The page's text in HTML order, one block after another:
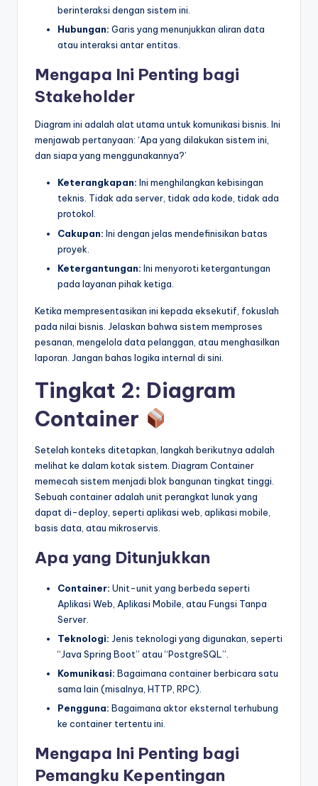
berinteraksi dengan sistem ini.
Hubungan: Garis yang menunjukkan aliran data
atau interaksi antar entitas.
Mengapa Ini Penting bagi
Stakeholder
Diagram ini adalah alat utama untuk komunikasi bisnis. Ini
menjawab pertanyaan: ‘Apa yang dilakukan sistem ini,
dan siapa yang menggunakannya?’
Keterangkapan: Ini menghilangkan kebisingan
teknis. Tidak ada server, tidak ada kode, tidak ada
protokol.
Cakupan: Ini dengan jelas mendefinisikan batas
proyek.
Ketergantungan: Ini menyoroti ketergantungan
pada layanan pihak ketiga.
Ketika mempresentasikan ini kepada eksekutif, fokuslah
pada nilai bisnis. Jelaskan bahwa sistem memproses
pesanan, mengelola data pelanggan, atau menghasilkan
laporan. Jangan bahas logika internal di sini.
Tingkat 2: Diagram
Container
Setelah konteks ditetapkan, langkah berikutnya adalah
melihat ke dalam kotak sistem. Diagram Container
memecah sistem menjadi blok bangunan tingkat tinggi.
Sebuah container adalah unit perangkat lunak yang
dapat di-deploy, seperti aplikasi web, aplikasi mobile,
basis data, atau mikroservis.
Apa yang Ditunjukkan
Container: Unit-unit yang berbeda seperti
Aplikasi Web, Aplikasi Mobile, atau Fungsi Tanpa
Server.
Teknologi: Jenis teknologi yang digunakan, seperti
“Java Spring Boot” atau “PostgreSQL”.
Komunikasi: Bagaimana container berbicara satu
sama lain (misalnya, HTTP, RPC).
Pengguna: Bagaimana aktor eksternal terhubung
ke container tertentu ini.
Mengapa Ini Penting bagi
Pemangku Kepentingan